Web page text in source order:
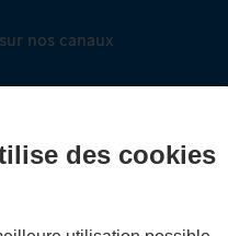
nos canaux